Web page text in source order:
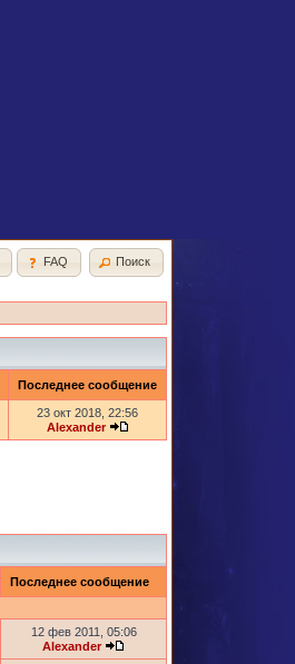
FAQ
Поиск
Последнее сообщение
23 окт 2018, 22:56
Alexander
Последнее сообщение
12 фев 2011, 05:06
Alexander